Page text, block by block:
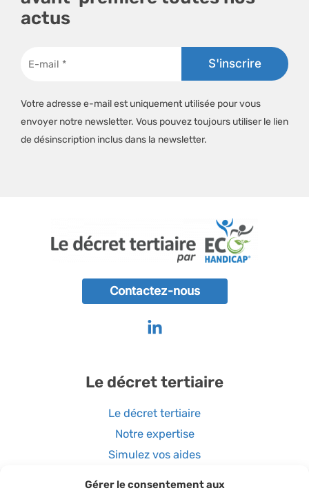
Gérer le consentement aux
actus
Votre adresse e-mail est uniquement utilisée pour vous
envoyer notre newsletter. Vous pouvez toujours utiliser le lien
de désinscription inclus dans la newsletter.
Contactez-nous
Le décret tertiaire
Le décret tertiaire
Notre expertise
Simulez vos aides